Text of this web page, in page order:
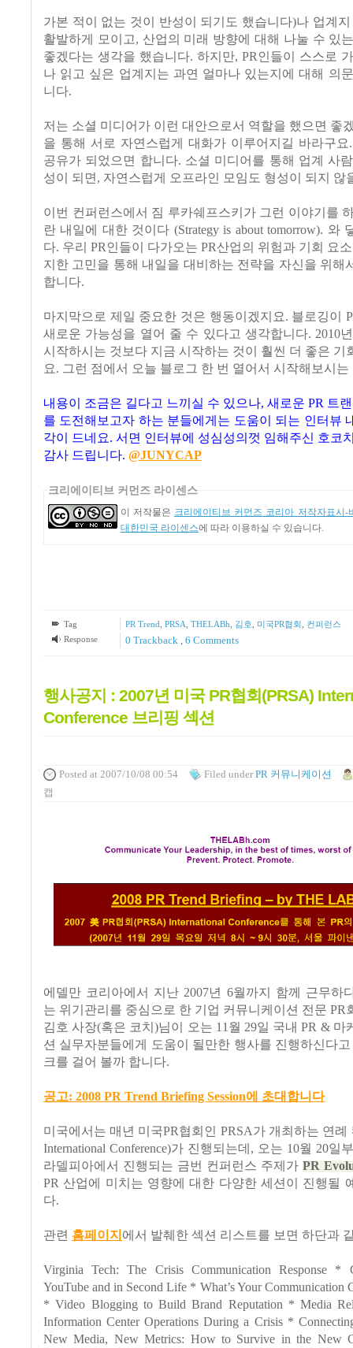
가본 적이 없는 것이 반성이 되기도 했습니다)나 업계
활발하게 모이고, 산업의 미래 방향에 대해 나눌 수 있
좋겠다는 생각을 했습니다. 하지만, PR인들이 스스로
나 읽고 싶은 업계지는 과연 얼마나 있는지에 대해 의
니다.
저는 소셜 미디어가 이런 대안으로서 역할을 했으면 좋
을 통해 서로 자연스럽게 대화가 이루어지길 바라구
공유가 되었으면 합니다. 소셜 미디어를 통해 업계 사
성이 되면, 자연스럽게 오프라인 모임도 형성이 되지 않
이번 컨퍼런스에서 짐 루카쉐프스키가 그런 이야기를
란 내일에 대한 것이다 (Strategy is about tomorrow). 와
다. 우리 PR인들이 다가오는 PR산업의 위험과 기회 요
지한 고민을 통해 내일을 대비하는 전략을 자신을 위해
합니다.
마지막으로 제일 중요한 것은 행동이겠지요. 블로깅이
새로운 가능성을 열어 줄 수 있다고 생각합니다. 2010
시작하시는 것보다 지금 시작하는 것이 훨씬 더 좋은 기
요. 그런 점에서 오늘 블로그 한 번 열어서 시작해보시는
내용이 조금은 길다고 느끼실 수 있으나, 새로운 PR 트
를 도전해보고자 하는 분들에게는 도움이 되는 인터뷰
각이 드네요. 서면 인터뷰에 성심성의껏 임해주신 호코
감사 드립니다. @JUNYCAP
크리에이티브 커먼즈 라이센스
이 저작물은 크리에이티브 커먼즈 코리아 저작자표시-
대한민국 라이센스에 따라 이용하실 수 있습니다.
Tag PR Trend PRSA THELABh 김호 미국PR협회
컨퍼런스
Response
0 Trackback 6 Comments
행사공지 : 2007년 미국 PR협회(PRSA)
Conference 브리핑 섹션
Posted at 2007/10/08 00:54 Filed under PR 커뮤니케이션
캡
에델만 코리아에서 지난 2007년 6월까지 함께 근무하
는 위기관리를 중심으로 한 기업 커뮤니케이션 전문 PR
김호 사장(혹은 코치)님이 오는 11월 29일 국내 PR & 마
션 실무자분들에게 도움이 될만한 행사를 진행하신다
크를 걸어 볼까 합니다.
공고: 2008 PR Trend Briefing Session에 초대합니다
미국에서는 매년 미국PR협회인 PRSA가 개최하는 연례
International Conference)가 진행되는데, 오는 10월 20일
라델피아에서 진행되는 금번 컨퍼런스 주제가 PR
PR 산업에 미치는 영향에 대한 다양한 세션이 진행될
다.
관련 홈페이지 에서 발췌한 섹션 리스트를 보면 하단과
Virginia Tech: The Crisis Communication Response *
YouTube and in Second Life * What’s Your Communication
* Video Blogging to Build Brand Reputation * Media
Information Center Operations During a Crisis *
New Media, New Metrics: How to Survive in the New